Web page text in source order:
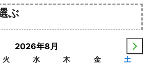
ぶ
2026年8月
火 水 木 金 土